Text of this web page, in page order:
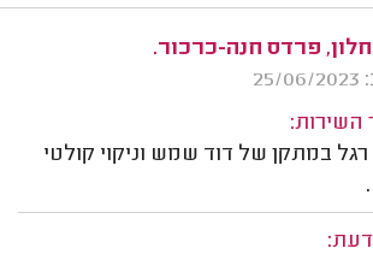
פרדס חנה-כרכור.
השירות:
רגל במתקן של דוד שמש וניקוי קולטי
דעת: